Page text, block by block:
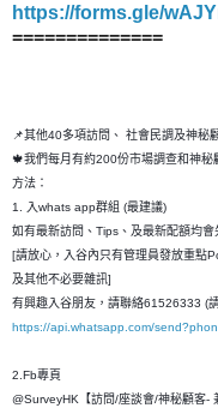
https://forms.gle/
==============
📌其他40多項訪問、 社會民調及神秘
🍁我們每月有約200份市場調查和神
方法：
1. 入whats app群組 (最建議)
如有最新訪問、Tips、及最新配額均會
[請放心，入谷內只有管理員發放重點
及其他不必要雜訊]
有興趣入谷朋友，請聯絡61526333 (
https://api.whatsapp.com/
2.Fb專頁
@SurveyHK【訪問/座談會/神秘顧客-